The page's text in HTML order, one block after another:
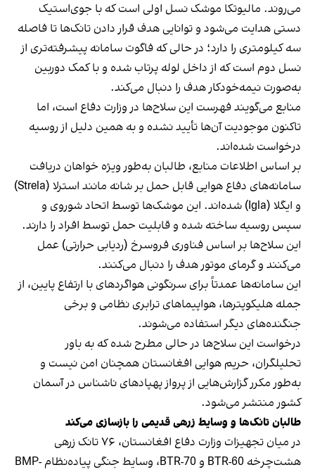
می‌روند. مالیوتکا موشک نسل اولی است که با جوی‌استیک
دستی هدایت می‌شود و توانایی هدف قرار دادن تانک‌ها تا فاصله
سه کیلومتری را دارد؛ در حالی که فاگوت سامانه پیشرفته‌تری از
نسل دوم است که از داخل لوله پرتاب شده و با کمک دوربین
به‌صورت نیمه‌خودکار هدف را دنبال می‌کند.
منابع می‌گویند فهرست این سلاح‌ها در وزارت دفاع است، اما
تاکنون موجودیت آن‌ها تأیید نشده و به همین دلیل از روسیه
درخواست شده‌اند.
بر اساس اطلاعات منابع، طالبان به‌طور ویژه خواهان دریافت
سامانه‌های دفاع هوایی قابل حمل بر شانه مانند استرلا (Strela)
و ایگلا (Igla) شده‌اند. این موشک‌ها توسط اتحاد شوروی و
سپس روسیه ساخته شده و قابلیت حمل توسط افراد را دارند.
این سلاح‌ها بر اساس فناوری فروسرخ (ردیابی حرارتی) عمل
می‌کنند و گرمای موتور هدف را دنبال می‌کنند.
این سامانه‌ها عمدتاً برای سرنگونی هواگردهای با ارتفاع پایین، از
جمله هلیکوپترها، هواپیماهای ترابری نظامی و برخی
جنگنده‌های دیگر استفاده می‌شوند.
درخواست این سلاح‌ها در حالی مطرح شده که به باور
تحلیلگران، حریم هوایی افغانستان همچنان امن نیست و
به‌طور مکرر گزارش‌هایی از پرواز پهپادهای ناشناس در آسمان
کشور منتشر می‌شود.
طالبان تانک‌ها و وسایط زرهی قدیمی را بازسازی می‌کند
در میان تجهیزات وزارت دفاع افغانستان، ۷۶ تانک زرهی
هشت‌چرخه BTR-60 و BTR-70، وسایط جنگی پیاده‌نظام BMP-